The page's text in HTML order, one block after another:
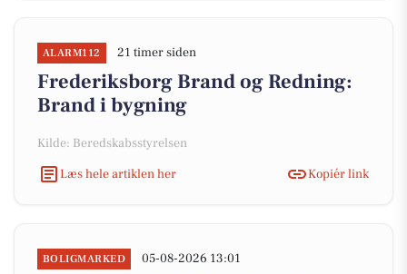
ALARM112 21 timer siden
Frederiksborg Brand og Redning:
Brand i bygning
Kilde: Beredskabsstyrelsen
Læs hele artiklen her
Kopiér link
BOLIGMARKED 05-08-2026 13:01